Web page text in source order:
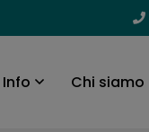
Info Chi siamo